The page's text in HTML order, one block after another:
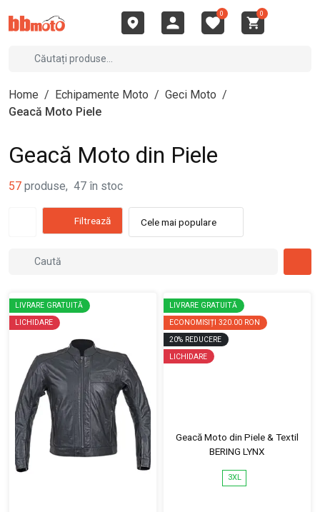
0 0
Home / Echipamente Moto / Geci Moto /
Geacă Moto Piele
Geacă Moto din Piele
57 produse, 47 în stoc
Filtrează Cele mai populare
LIVRARE GRATUITĂ
LICHIDARE
LIVRARE GRATUITĂ
ECONOMISIȚI 320.00 RON
20% REDUCERE
LICHIDARE
Geacă Moto din Piele & Textil
BERING LYNX
3XL